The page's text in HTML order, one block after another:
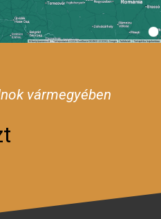
vármegyében